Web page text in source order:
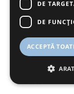
Pomorie
Portlaoise
DE
DE
ACCEPTĂ